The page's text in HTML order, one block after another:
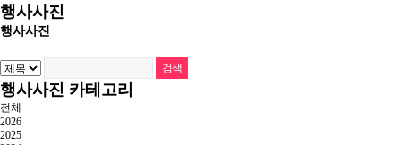
행사사진
행사사진
행사사진 카테고리
전체
2026
2025